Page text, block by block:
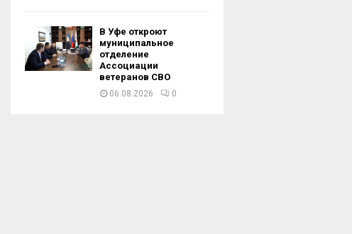
В Уфе откроют
муниципальное
отделение
Ассоциации
ветеранов СВО
06.08.2026 0